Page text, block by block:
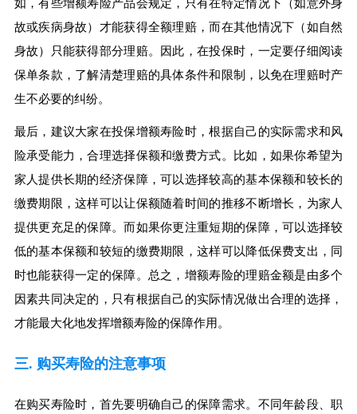
如，有些增额寿险产品会规定，只有在特定情况下（如意外身
故或疾病身故）才能获得全额理赔，而在其他情况下（如自然
身故）只能获得部分理赔。因此，在投保时，一定要仔细阅读
保单条款，了解清楚理赔的具体条件和限制，以免在理赔时产
生不必要的纠纷。
最后，建议大家在投保增额寿险时，根据自己的实际需求和风
险承受能力，合理选择保额和缴费方式。比如，如果你希望为
家人提供长期的经济保障，可以选择较高的基本保额和较长的
缴费期限，这样可以让保额随着时间的推移不断增长，为家人
提供更充足的保障。而如果你更注重短期的保障，可以选择较
低的基本保额和较短的缴费期限，这样可以降低保费支出，同
时也能获得一定的保障。总之，增额寿险的理赔金额是由多个
因素共同决定的，只有根据自己的实际情况做出合理的选择，
才能最大化地发挥增额寿险的保障作用。
三. 购买寿险的注意事项
在购买寿险时，首先要明确自己的保障需求。不同年龄段、职